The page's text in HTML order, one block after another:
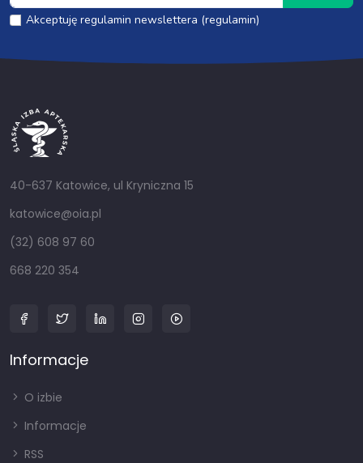
Akceptuję regulamin newslettera (regulamin)
40-637 Katowice, ul Kryniczna 15
katowice@oia.pl
(32) 608 97 60
668 220 354
Informacje
O izbie
Informacje
RSS